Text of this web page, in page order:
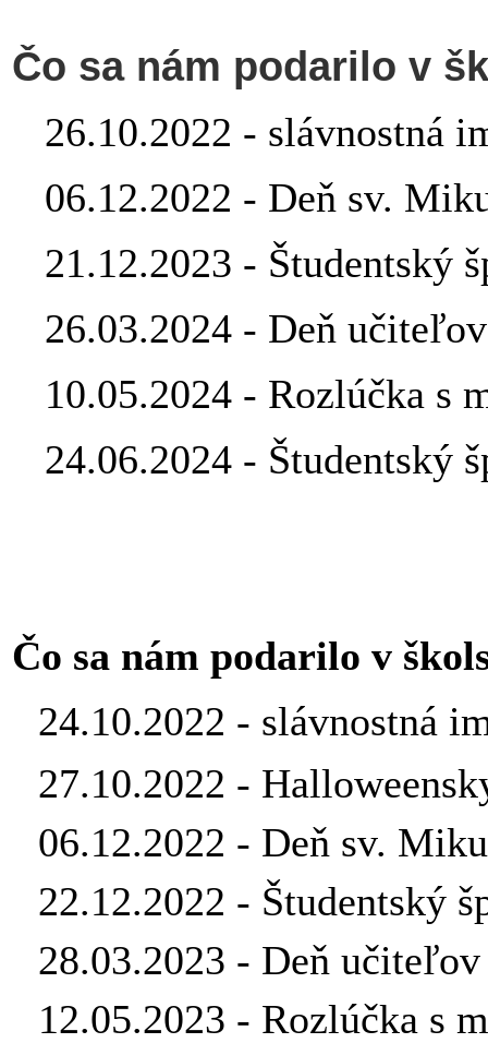
Čo sa nám podarilo v
26.10.2022 - slávnostná
06.12.2022 - Deň sv.
21.12.2023 - Študentský
26.03.2024 - Deň učiteľov
10.05.2024 - Rozlúčka s
24.06.2024 - Študentský
Čo sa nám podarilo v
24.10.2022 - slávnostná
27.10.2022 -
06.12.2022 - Deň sv.
22.12.2022 - Študentský
28.03.2023 - Deň učiteľov
12.05.2023 - Rozlúčka s